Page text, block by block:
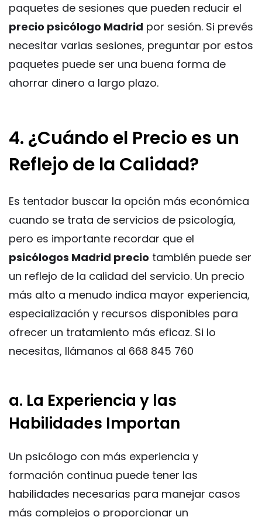
paquetes de sesiones que pueden reducir el
precio psicólogo Madrid por sesión. Si prevés
necesitar varias sesiones, preguntar por estos
paquetes puede ser una buena forma de
ahorrar dinero a largo plazo.
4. ¿Cuándo el Precio es un
Reflejo de la Calidad?
Es tentador buscar la opción más económica
cuando se trata de servicios de psicología,
pero es importante recordar que el
psicólogos Madrid precio también puede ser
un reflejo de la calidad del servicio. Un precio
más alto a menudo indica mayor experiencia,
especialización y recursos disponibles para
ofrecer un tratamiento más eficaz. Si lo
necesitas, llámanos al 668 845 760
a. La Experiencia y las
Habilidades Importan
Un psicólogo con más experiencia y
formación continua puede tener las
habilidades necesarias para manejar casos
más complejos o proporcionar un